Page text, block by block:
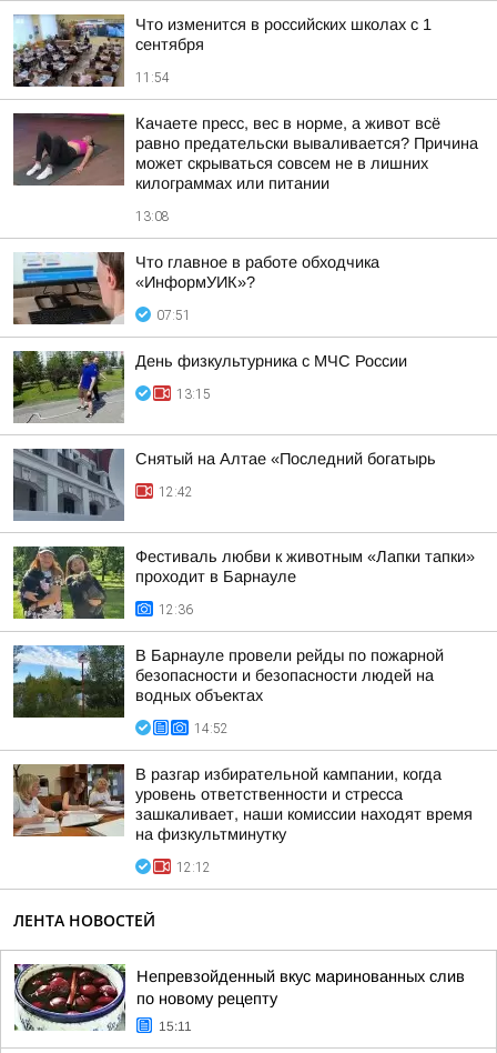
Что изменится в российских школах с 1
сентября
11:54
Качаете пресс, вес в норме, а живот всё
равно предательски вываливается? Причина
может скрываться совсем не в лишних
килограммах или питании
13:08
Что главное в работе обходчика
«ИнформУИК»?
07:51
День физкультурника с МЧС России
13:15
Снятый на Алтае «Последний богатырь
12:42
Фестиваль любви к животным «Лапки тапки»
проходит в Барнауле
12:36
В Барнауле провели рейды по пожарной
безопасности и безопасности людей на
водных объектах
14:52
В разгар избирательной кампании, когда
уровень ответственности и стресса
зашкаливает, наши комиссии находят время
на физкультминутку
12:12
ЛЕНТА НОВОСТЕЙ
Непревзойденный вкус маринованных слив
по новому рецепту
15:11